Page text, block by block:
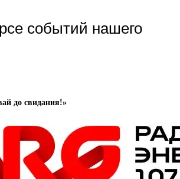
событий нашего
до свидания!»